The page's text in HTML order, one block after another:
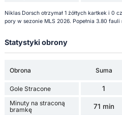
Niklas Dorsch otrzymał 1 żółtych kartkek i 0
pory w sezonie MLS 2026. Popełnia 3.80 fauli
Statystyki obrony
Obrona Suma
Gole Stracone 1
Minuty na straconą
bramkę
71 min